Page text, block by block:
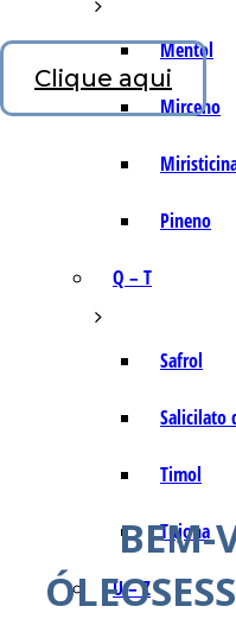
Mentol
Mirceno
Pineno
Q – T
Safrol
Salicilato
Timol
Tujona
U – Z
Clique aqui
BEM-